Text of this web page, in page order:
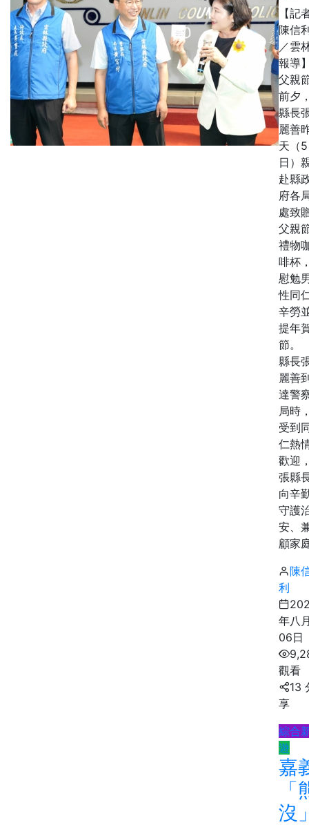
【記
陳信
／雲
報導
父親
前夕
縣長
麗善
天（5
日）
赴縣
府各
處致
父親
禮物
啡杯
慰勉
性同
辛勞
提年
節。
縣長
麗善
達警
局時
受到
仁熱
歡迎
張縣
向辛
守護
安、
顧家
陳
利
年八
06日
觀看
13
享
綜合
遊
嘉
沒